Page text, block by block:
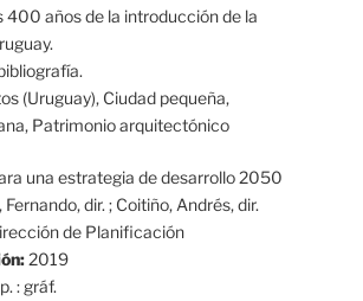
400 años de la introducción de la
(Uruguay), Ciudad pequeña,
Patrimonio arquitectónico
una estrategia de desarrollo 2050
Fernando, dir. ; Coitiño, Andrés, dir.
de Planificación
2019
: gráf.